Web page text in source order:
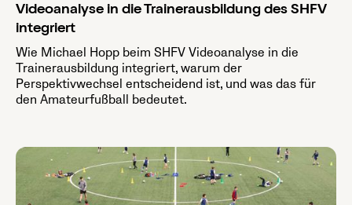
Videoanalyse in die Trainerausbildung des SHFV
integriert
Wie Michael Hopp beim SHFV Videoanalyse in die
Trainerausbildung integriert, warum der
Perspektivwechsel entscheidend ist, und was das für
den Amateurfußball bedeutet.